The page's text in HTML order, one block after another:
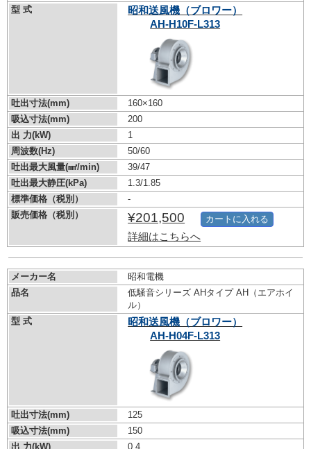
型 式
昭和送風機（ブロワー）
AH-H10F-L313
吐出寸法(mm)
160×160
吸込寸法(mm)
200
出 力(kW)
1
周波数(Hz)
50/60
吐出最大風量(㎣/min)
39/47
吐出最大静圧(kPa)
1.3/1.85
標準価格（税別）
-
販売価格（税別）
¥201,500
詳細はこちらへ
カートに入れる
メーカー名
昭和電機
品名
低騒音シリーズ AHタイプ AH（エアホイ
ル）
型 式
昭和送風機（ブロワー）
AH-H04F-L313
吐出寸法(mm)
125
吸込寸法(mm)
150
出 力(kW)
0.4